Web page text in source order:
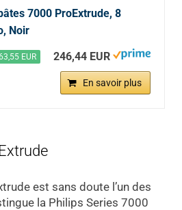
7000 ProExtrude, 8
Noir
EUR 246,44 EUR
En savoir plus
est sans doute l’un des
la Philips Series 7000